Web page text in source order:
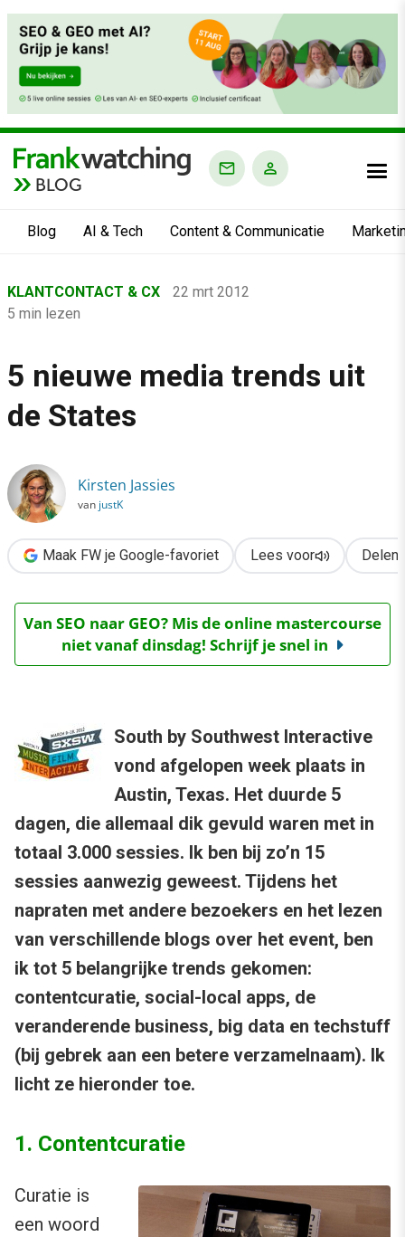
BLOG
Blog AI & Tech Content & Communicatie
›
Klantcontact & CX
›
KLANTCONTACT & CX
22 mrt 2012
5 min lezen
5 nieuwe media trends uit
de States
Kirsten Jassies
van justK
Maak FW je Google-favoriet Lees voor Delen
Van SEO naar GEO? Mis de online mastercourse
niet vanaf dinsdag! Schrijf je snel in
South by Southwest Interactive
vond afgelopen week plaats in
Austin, Texas. Het duurde 5
dagen, die allemaal dik gevuld waren met in
totaal 3.000 sessies. Ik ben bij zo’n 15
sessies aanwezig geweest. Tijdens het
napraten met andere bezoekers en het lezen
van verschillende blogs over het event, ben
ik tot 5 belangrijke trends gekomen:
contentcuratie, social-local apps, de
veranderende business, big data en techstuff
(bij gebrek aan een betere verzamelnaam). Ik
licht ze hieronder toe.
1. Contentcuratie
Curatie is
een woord